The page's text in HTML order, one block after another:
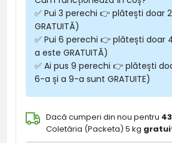
✅ Pui 3 perechi 👉 plătești doar
GRATUITĂ)
✅ Pui 6 perechi 👉 plătești doar
a este GRATUITĂ)
✅ Ai pus 9 perechi 👉 plătești
6-a și a 9-a sunt GRATUITE)
Dacă cumperi din nou pentru
Coletăria (Packeta) 5 kg